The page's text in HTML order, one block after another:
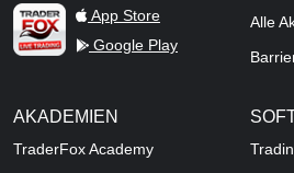
TraderFox Live Trading
App Store
Google Play
Alle
AKADEMIEN
TraderFox Academy